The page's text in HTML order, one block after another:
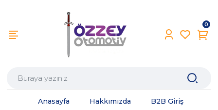
0
Anasayfa Hakkımızda
B2B Giriş